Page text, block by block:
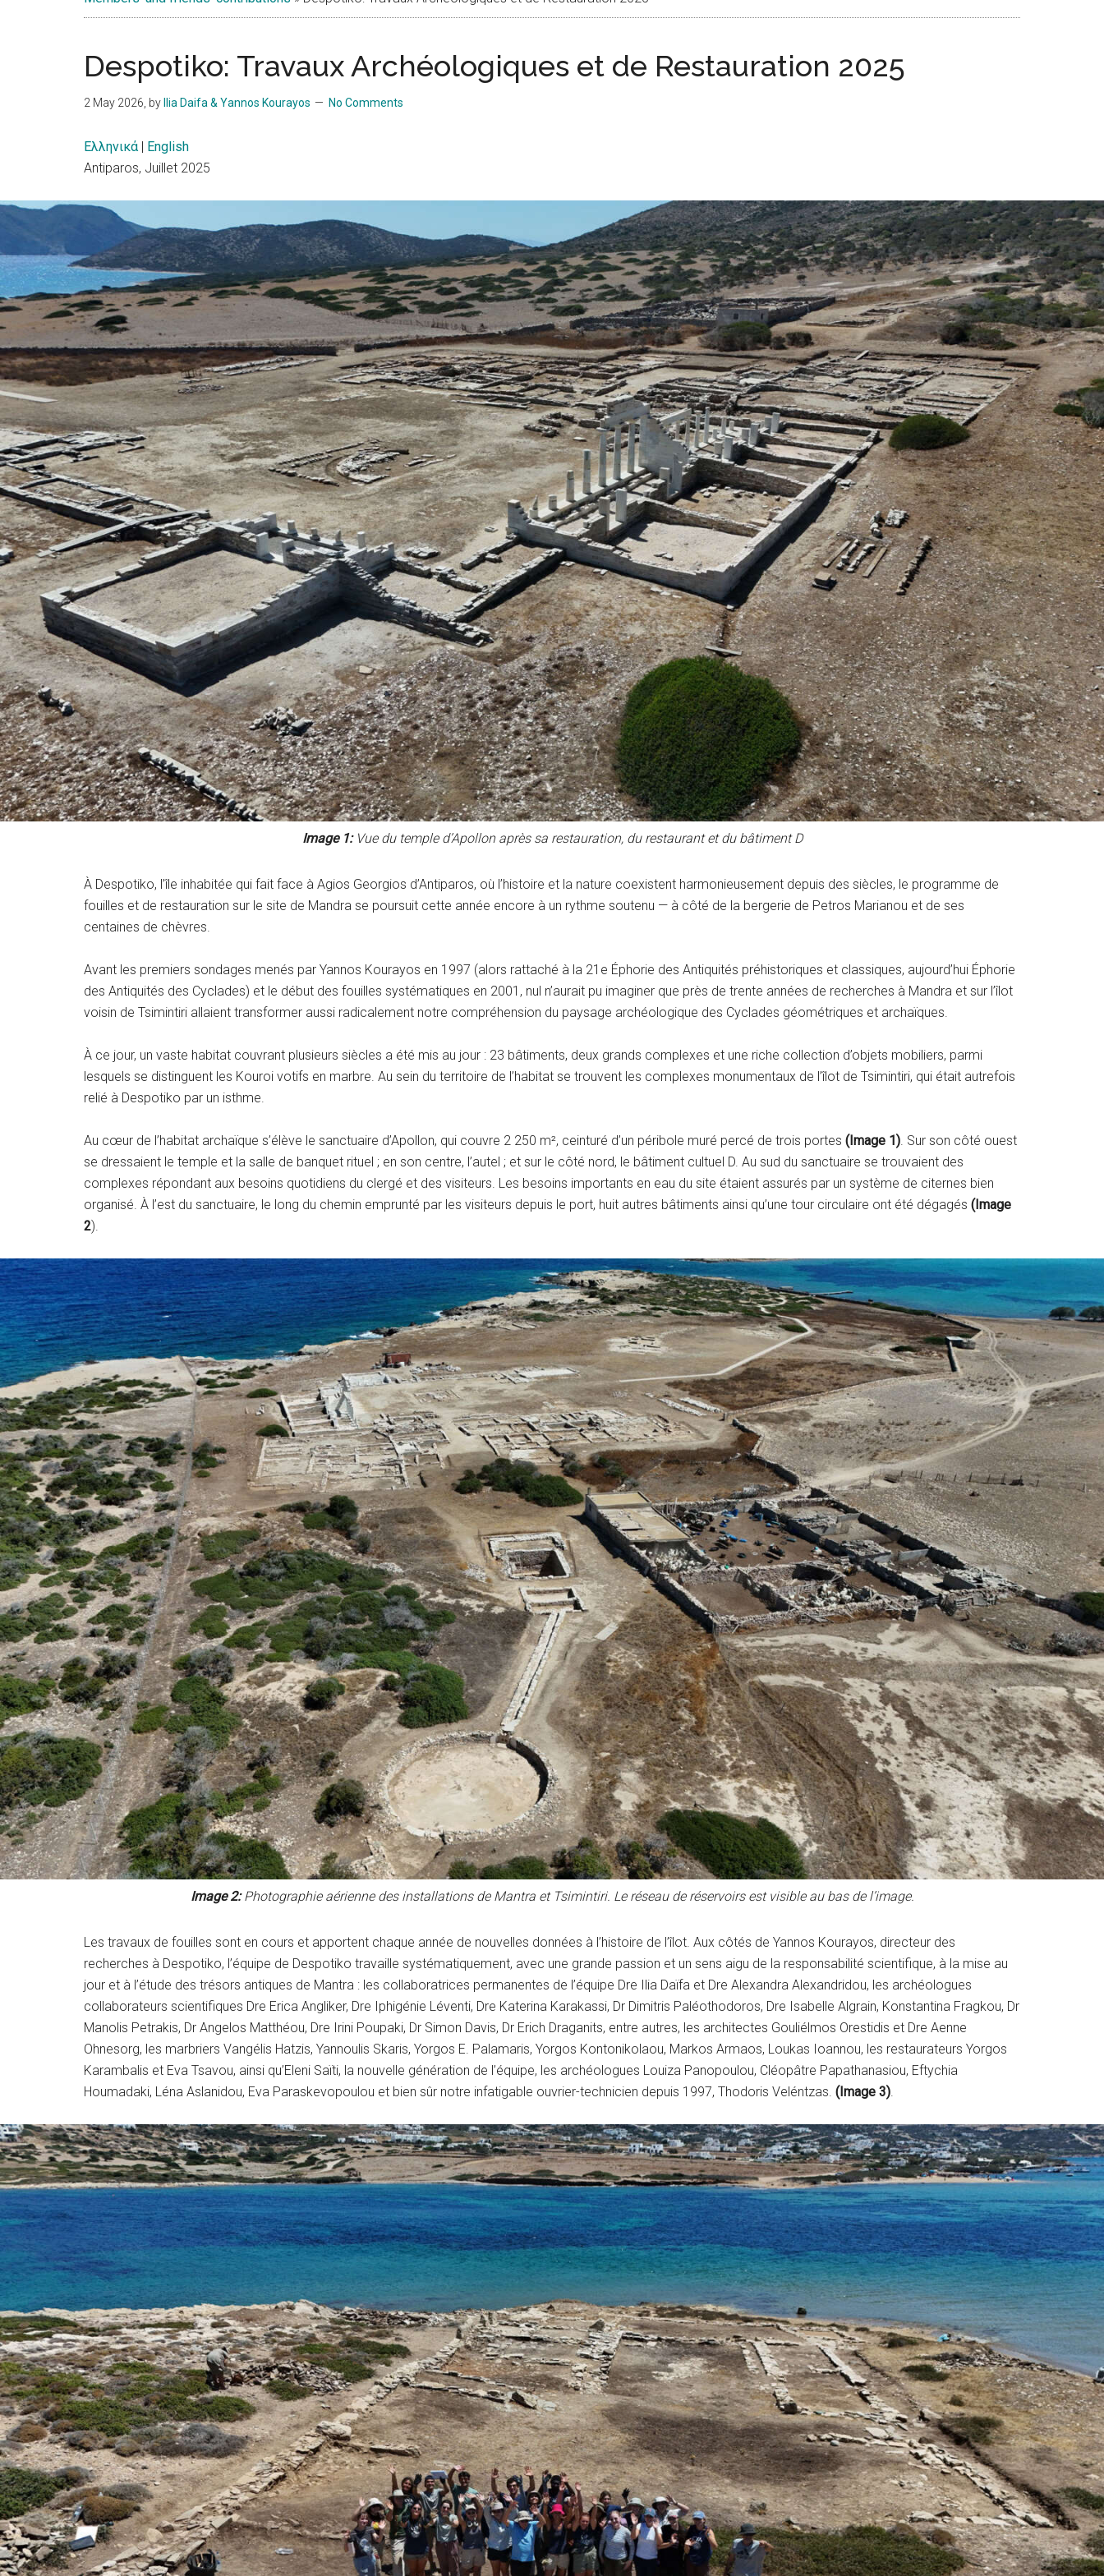
Islands
Despotiko: Travaux Archéologiques et de Restauration 2025
2 May 2026 , by Ilia Daifa & Yannos Kourayos No Comments
Ελληνικά | English
Antiparos, Juillet 2025
Image 1: Vue du temple d’Apollon après sa restauration, du restaurant et du bâtiment D
À Despotiko, l’île inhabitée qui fait face à Agios Georgios d’Antiparos, où l’histoire et la nature coexistent harmonieusement depuis des siècles, le programme de
fouilles et de restauration sur le site de Mandra se poursuit cette année encore à un rythme soutenu — à côté de la bergerie de Petros Marianou et de ses
centaines de chèvres.
Avant les premiers sondages menés par Yannos Kourayos en 1997 (alors rattaché à la 21e Éphorie des Antiquités préhistoriques et classiques, aujourd’hui Éphorie
des Antiquités des Cyclades) et le début des fouilles systématiques en 2001, nul n’aurait pu imaginer que près de trente années de recherches à Mandra et sur l’îlot
voisin de Tsimintiri allaient transformer aussi radicalement notre compréhension du paysage archéologique des Cyclades géométriques et archaïques.
À ce jour, un vaste habitat couvrant plusieurs siècles a été mis au jour : 23 bâtiments, deux grands complexes et une riche collection d’objets mobiliers, parmi
lesquels se distinguent les Kouroi votifs en marbre. Au sein du territoire de l’habitat se trouvent les complexes monumentaux de l’îlot de Tsimintiri, qui était autrefois
relié à Despotiko par un isthme.
Au cœur de l’habitat archaïque s’élève le sanctuaire d’Apollon, qui couvre 2 250 m², ceinturé d’un péribole muré percé de trois portes (Image 1). Sur son côté ouest
se dressaient le temple et la salle de banquet rituel ; en son centre, l’autel ; et sur le côté nord, le bâtiment cultuel D. Au sud du sanctuaire se trouvaient des
complexes répondant aux besoins quotidiens du clergé et des visiteurs. Les besoins importants en eau du site étaient assurés par un système de citernes bien
organisé. À l’est du sanctuaire, le long du chemin emprunté par les visiteurs depuis le port, huit autres bâtiments ainsi qu’une tour circulaire ont été dégagés (Image
2).
Image 2:Photographie aérienne des installations de Mantra et Tsimintiri. Le réseau de réservoirs est visible au bas de l’image.
Les travaux de fouilles sont en cours et apportent chaque année de nouvelles données à l’histoire de l’îlot. Aux côtés de Yannos Kourayos, directeur des
recherches à Despotiko, l’équipe de Despotiko travaille systématiquement, avec une grande passion et un sens aigu de la responsabilité scientifique, à la mise au
jour et à l’étude des trésors antiques de Mantra : les collaboratrices permanentes de l’équipe Dre Ilia Daïfa et Dre Alexandra Alexandridou, les archéologues
collaborateurs scientifiques Dre Erica Angliker, Dre Iphigénie Léventi, Dre Katerina Karakassi, Dr Dimitris Paléothodoros, Dre Isabelle Algrain, Konstantina Fragkou, Dr
Manolis Petrakis, Dr Angelos Matthéou, Dre Irini Poupaki, Dr Simon Davis, Dr Erich Draganits, entre autres, les architectes Gouliélmos Orestidis et Dre Aenne
Ohnesorg, les marbriers Vangélis Hatzis, Yannoulis Skaris, Yorgos E. Palamaris, Yorgos Kontonikolaou, Markos Armaos, Loukas Ioannou, les restaurateurs Yorgos
Karambalis et Eva Tsavou, ainsi qu’Eleni Saïti, la nouvelle génération de l’équipe, les archéologues Louiza Panopoulou, Cléopâtre Papathanasiou, Eftychia
Houmadaki, Léna Aslanidou, Eva Paraskevopoulou et bien sûr notre infatigable ouvrier-technicien depuis 1997, Thodoris Veléntzas. (Image 3).